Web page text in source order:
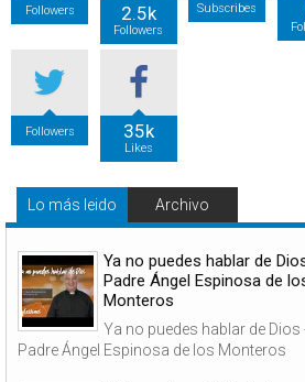
Followers 2.5k
Followers
Subscribes
Followers 35k
Likes
Lo más leido Archivo
Ya no puedes hablar de
Padre Ángel Espinosa de
Monteros
Ya no puedes hablar de Dios
Padre Ángel Espinosa de los Monteros